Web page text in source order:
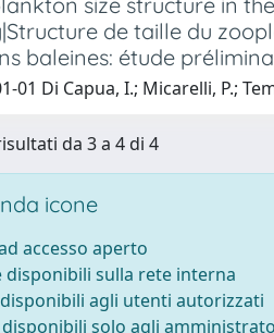
de taille du
baleines: étude
01 Di Capua, I.; Micarelli, P.;
da 3 a 4 di 4
icone
accesso aperto
disponibili sulla rete interna
agli utenti autorizzati
solo agli